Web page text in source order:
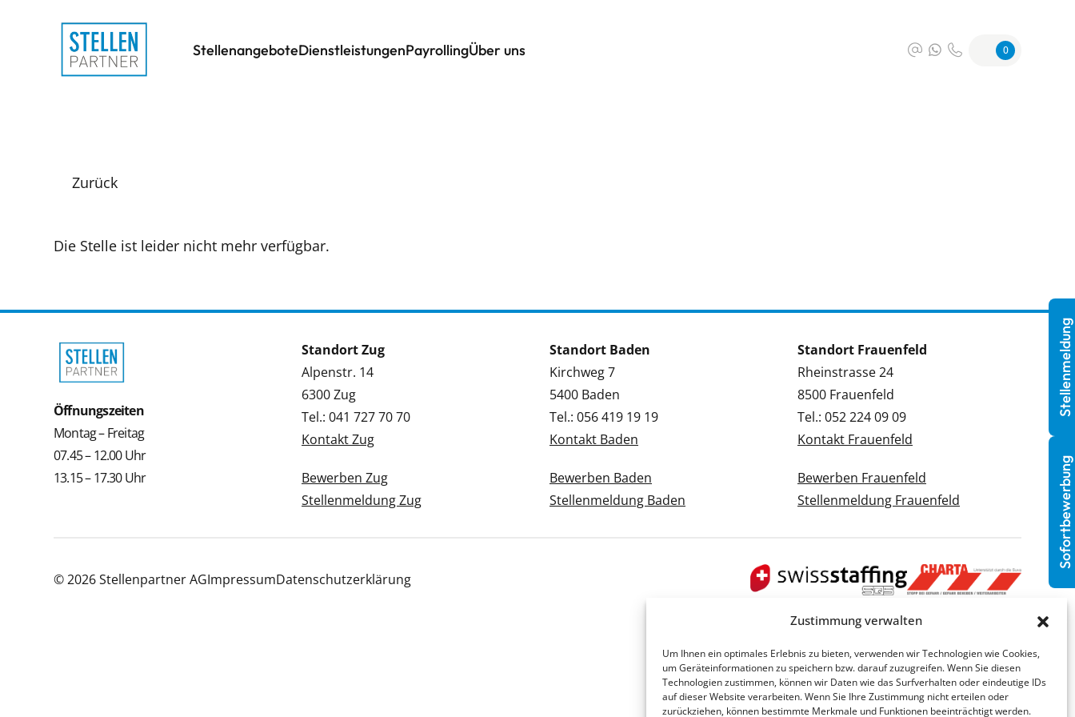
Zustimmung verwalten
Um Ihnen ein optimales Erlebnis zu bieten, verwenden wir Technologien wie Cookies,
um Geräteinformationen zu speichern bzw. darauf zuzugreifen. Wenn Sie diesen
Technologien zustimmen, können wir Daten wie das Surfverhalten oder eindeutige IDs
auf dieser Website verarbeiten. Wenn Sie Ihre Zustimmung nicht erteilen oder
zurückziehen, können bestimmte Merkmale und Funktionen beeinträchtigt werden.
StellenangeboteDienstleistungenPayrollingÜber uns 0
Zurück
Die Stelle ist leider nicht mehr verfügbar.
Öffnungszeiten
Montag – Freitag
07.45 – 12.00 Uhr
13.15 – 17.30 Uhr
Standort Zug
Alpenstr. 14
6300 Zug
Tel.: 041 727 70 70
Kontakt Zug
Bewerben Zug
Stellenmeldung Zug
Standort Baden
Kirchweg 7
5400 Baden
Tel.: 056 419 19 19
Kontakt Baden
Bewerben Baden
Stellenmeldung Baden
Standort Frauenfeld
Rheinstrasse 24
8500 Frauenfeld
Tel.: 052 224 09 09
Kontakt Frauenfeld
Bewerben Frauenfeld
Stellenmeldung Frauenfeld
© 2026 Stellenpartner AGImpressumDatenschutzerklärung
Sofortbewerbung
Stellenmeldung